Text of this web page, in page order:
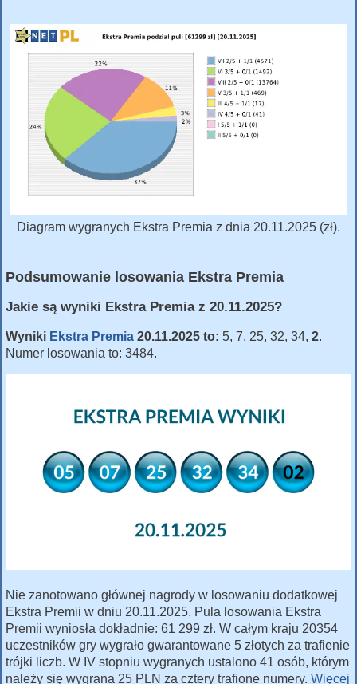
Diagram wygranych Ekstra Premia z dnia 20.11.2025 (zł).
Podsumowanie losowania Ekstra Premia
Jakie są wyniki Ekstra Premia z 20.11.2025?
Wyniki Ekstra Premia 20.11.2025 to: 5, 7, 25, 32, 34, 2.
Numer losowania to: 3484.
Nie zanotowano głównej nagrody w losowaniu dodatkowej
Ekstra Premii w dniu 20.11.2025. Pula losowania Ekstra
Premii wyniosła dokładnie: 61 299 zł. W całym kraju 20354
uczestników gry wygrało gwarantowane 5 złotych za trafienie
trójki liczb. W IV stopniu wygranych ustalono 41 osób, którym
należy się wygrana 25 PLN za cztery trafione numery. Więcej